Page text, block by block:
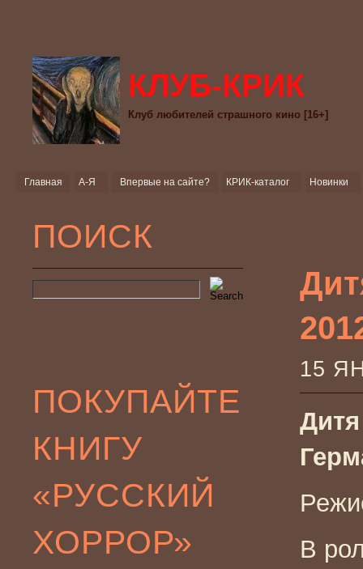
КЛУБ-КРИК
Клуб любителей страшного кино [16+]
Главная А-Я Впервые на сайте? КРИК-каталог Новинки
ПОИСК
ПОКУПАЙТЕ
КНИГУ
«РУССКИЙ
ХОРРОР»
15
В